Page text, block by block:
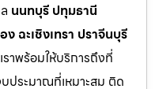
นนทบุรี ปทุมธานี
ฉะเชิงเทรา ปราจีนบุรี
าพร้อมให้บริการถึงที่
ประมาณที่เหมาะสม ติด